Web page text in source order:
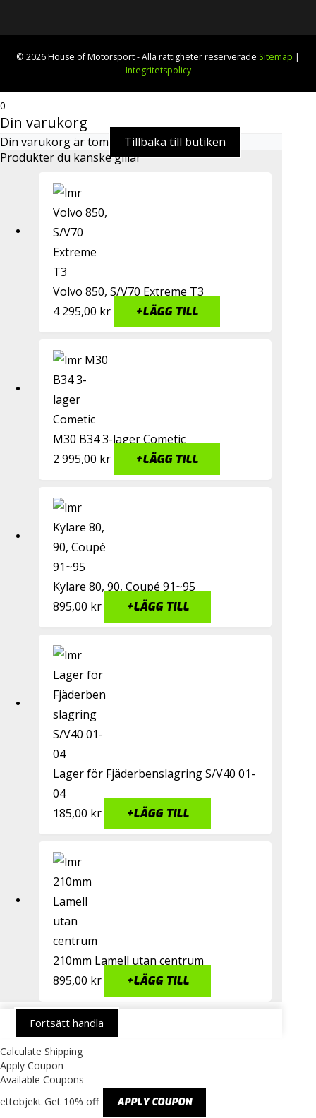
© 2026 House of Motorsport - Alla rättigheter reserverade Sitemap |
Integritetspolicy
0
Din varukorg
Din varukorg är tom
Tillbaka till butiken
Produkter du kanske gillar
Volvo 850, S/V70 Extreme T3
4 295,00 kr +LÄGG TILL
M30 B34 3-lager Cometic
2 995,00 kr +LÄGG TILL
Kylare 80, 90, Coupé 91~95
895,00 kr +LÄGG TILL
Lager för Fjäderbenslagring S/V40 01-
04
185,00 kr +LÄGG TILL
210mm Lamell utan centrum
895,00 kr +LÄGG TILL
Fortsätt handla
Calculate Shipping
Apply Coupon
Available Coupons
ettobjekt Get 10% off APPLY COUPON